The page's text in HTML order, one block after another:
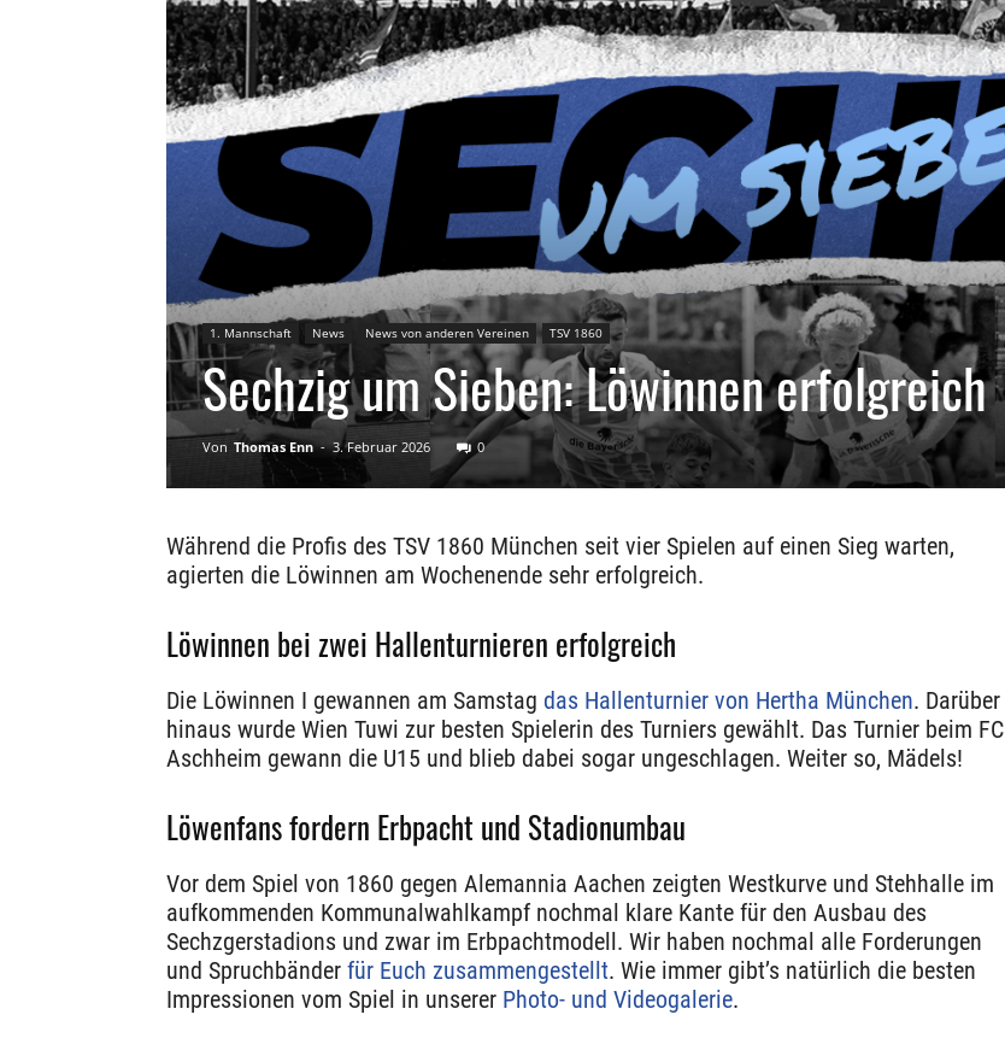
1. Mannschaft News News von anderen Vereinen TSV 1860
Sechzig um Sieben: Löwinnen erfolgreich
Von Thomas Enn - 3. Februar 2026 0
Während die Profis des TSV 1860 München seit vier Spielen auf einen Sieg warten,
agierten die Löwinnen am Wochenende sehr erfolgreich.
Löwinnen bei zwei Hallenturnieren erfolgreich
Die Löwinnen I gewannen am Samstag das Hallenturnier von Hertha München. Darüber
hinaus wurde Wien Tuwi zur besten Spielerin des Turniers gewählt. Das Turnier beim FC
Aschheim gewann die U15 und blieb dabei sogar ungeschlagen. Weiter so, Mädels!
Löwenfans fordern Erbpacht und Stadionumbau
Vor dem Spiel von 1860 gegen Alemannia Aachen zeigten Westkurve und Stehhalle im
aufkommenden Kommunalwahlkampf nochmal klare Kante für den Ausbau des
Sechzgerstadions und zwar im Erbpachtmodell. Wir haben nochmal alle Forderungen
und Spruchbänder für Euch zusammengestellt. Wie immer gibt’s natürlich die besten
Impressionen vom Spiel in unserer Photo- und Videogalerie.